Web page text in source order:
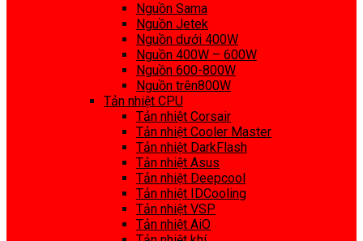
Nguồn Sama
Nguồn Jetek
Nguồn dưới 400W
Nguồn 400W – 600W
Nguồn 600-800W
Nguồn trên800W
Tản nhiệt CPU
Tản nhiệt Corsair
Tản nhiệt Cooler Master
Tản nhiệt DarkFlash
Tản nhiệt Asus
Tản nhiệt Deepcool
Tản nhiệt IDCooling
Tản nhiệt VSP
Tản nhiệt AiO